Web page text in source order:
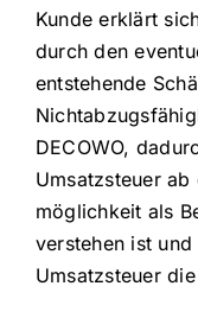
Kunde erklärt
durch den
entstehende
DECOWO,
Umsatzsteuer
möglichkeit als
verstehen ist
Umsatzsteuer